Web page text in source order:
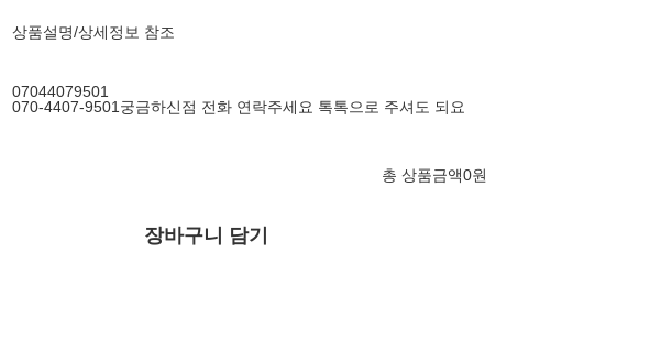
상품설명/상세정보 참조
07044079501
070-4407-9501궁금하신점 전화 연락주세요 톡톡으로 주셔도 되요
총 상품금액0원
장바구니 담기